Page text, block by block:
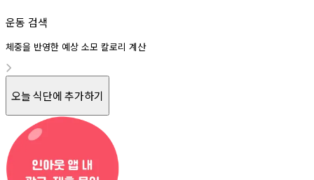
운동 검색
체중을 반영한 예상 소모 칼로리 계산
오늘 식단에 추가하기